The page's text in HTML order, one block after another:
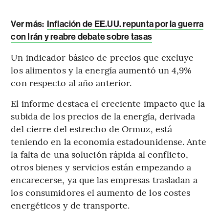
Ver más: Inflación de EE.UU. repunta por la guerra
con Irán y reabre debate sobre tasas
Un indicador básico de precios que excluye
los alimentos y la energía aumentó un 4,9%
con respecto al año anterior.
El informe destaca el creciente impacto que la
subida de los precios de la energía, derivada
del cierre del estrecho de Ormuz, está
teniendo en la economía estadounidense. Ante
la falta de una solución rápida al conflicto,
otros bienes y servicios están empezando a
encarecerse, ya que las empresas trasladan a
los consumidores el aumento de los costes
energéticos y de transporte.